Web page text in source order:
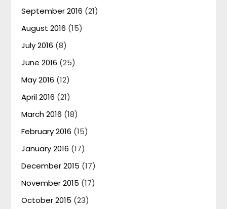
September 2016 (21)
August 2016 (15)
July 2016 (8)
June 2016 (25)
May 2016 (12)
April 2016 (21)
March 2016 (18)
February 2016 (15)
January 2016 (17)
December 2015 (17)
November 2015 (17)
October 2015 (23)